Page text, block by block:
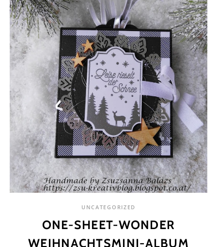
UNCATEGORIZED
ONE-SHEET-WONDER
WEIHNACHTSMINI-ALBUM